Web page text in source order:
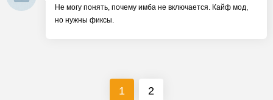
Не могу понять, почему имба не включается. Кайф мод,
но нужны фиксы.
1 2